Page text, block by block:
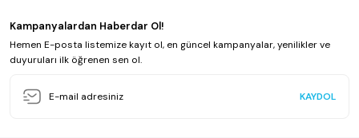
Kampanyalardan Haberdar Ol!
Hemen E-posta listemize kayıt ol, en güncel kampanyalar, yenilikler ve
duyuruları ilk öğrenen sen ol.
KAYDOL